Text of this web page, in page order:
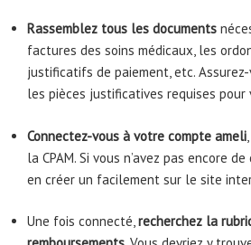
Rassemblez tous les documents
factures des soins médicaux, les
justificatifs de paiement, etc.
les pièces justificatives requises pour
Connectez-vous à votre compte ameli
la CPAM. Si vous n’avez pas encore
en créer un facilement sur le site
Une fois connecté,recherchez la